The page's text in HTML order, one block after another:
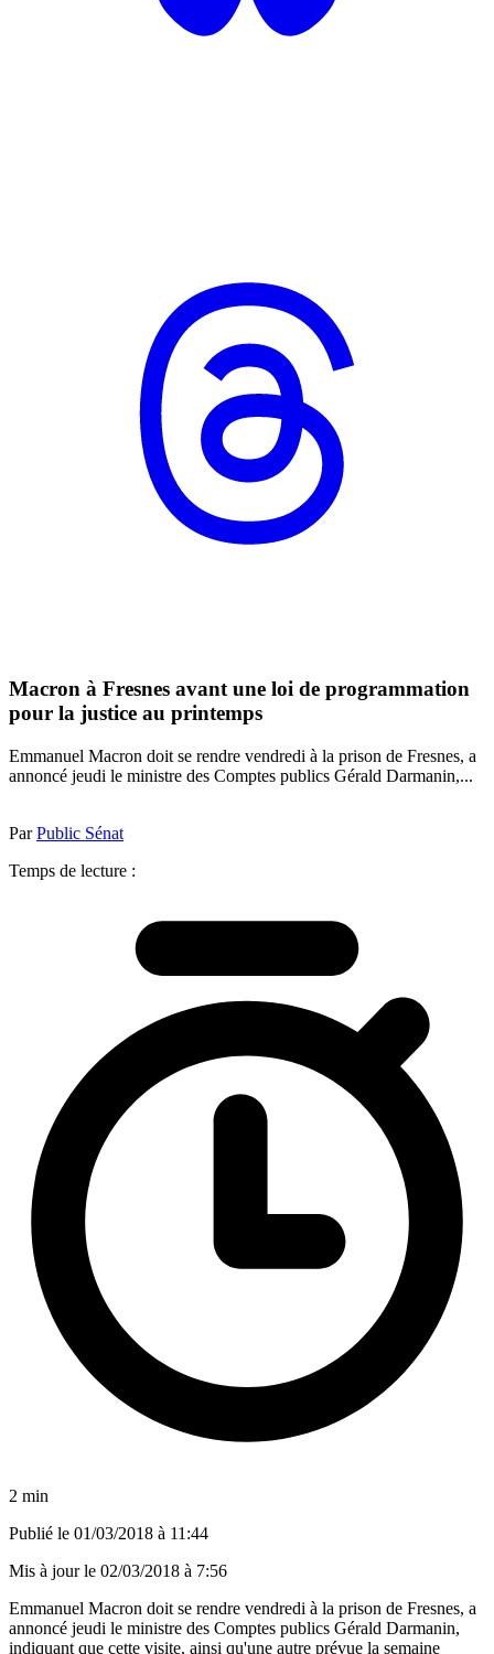
Macron à Fresnes avant une loi de programmation
pour la justice au printemps
Emmanuel Macron doit se rendre vendredi à la prison de Fresnes, a
annoncé jeudi le ministre des Comptes publics Gérald Darmanin,...
ParPublic Sénat
Temps de lecture :
2 min
Publié le 01/03/2018 à 11:44
Mis à jour le 02/03/2018 à 7:56
Emmanuel Macron doit se rendre vendredi à la prison de Fresnes, a
annoncé jeudi le ministre des Comptes publics Gérald Darmanin,
indiquant que cette visite, ainsi qu'une autre prévue la semaine